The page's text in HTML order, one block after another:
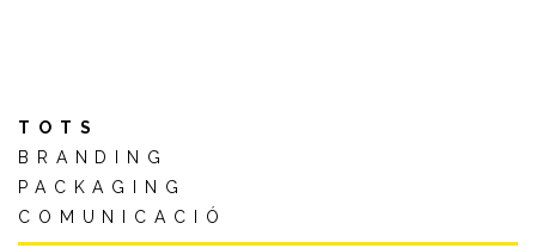
TOTS
BRANDING
PACKAGING
COMUNICACIÓ